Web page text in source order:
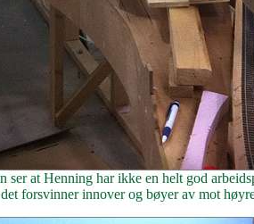
ser at Henning har ikke en helt god
forsvinner innover og bøyer av mot